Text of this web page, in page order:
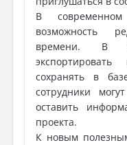
В
возможность
времени. В
сохранять в
сотрудники
оставить
проекта.
К новым